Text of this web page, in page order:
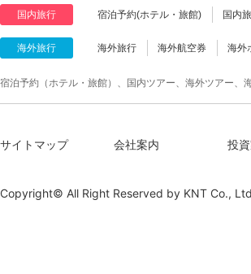
国内旅行 宿泊予約(ホテル・旅館) 国内
海外旅行 海外旅行 海外航空券 海外
宿泊予約（ホテル・旅館）、国内ツアー、海外ツアー
サイトマップ 会社案内 投
Copyright© All Right Reserved by KNT Co.,